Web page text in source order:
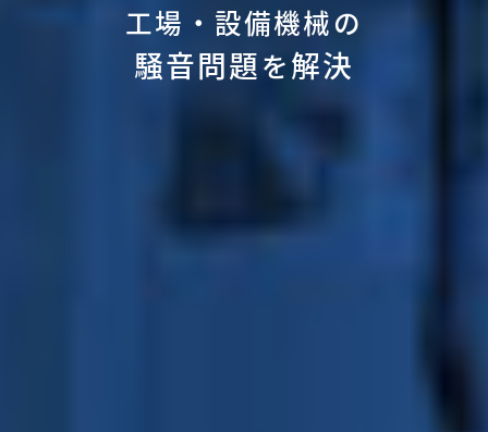
工場・設備機械の
騒音問題を解決